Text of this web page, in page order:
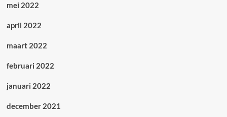
mei 2022
april 2022
maart 2022
februari 2022
januari 2022
december 2021